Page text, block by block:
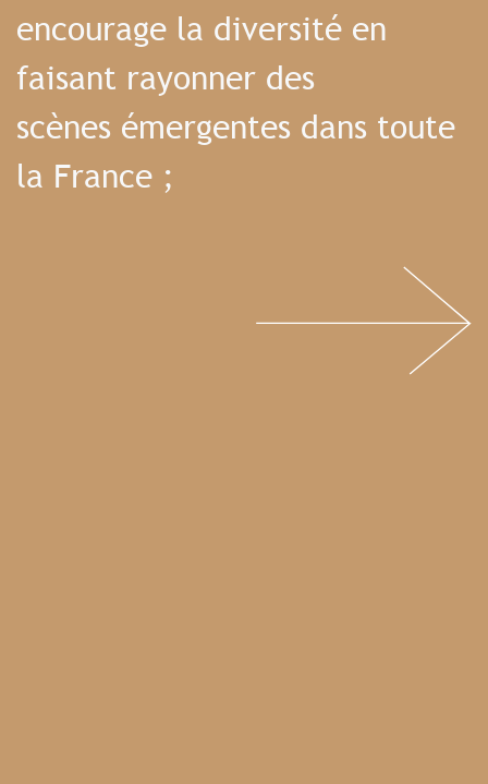
encourage la diversité en
faisant rayonner des
scènes émergentes dans toute
la France ;